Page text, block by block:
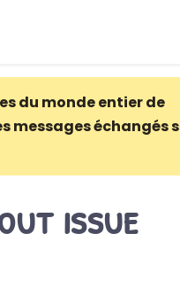
du monde entier de
messages échangés
issue